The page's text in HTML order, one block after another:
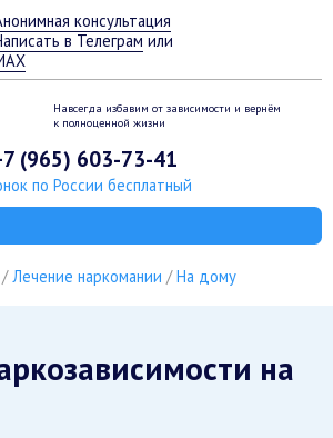
консультация
в Телеграм или
Навсегда избавим от зависимости и вернём
к полноценной жизни
(965) 603-73-41
по России бесплатный
Лечение наркомании На дому
на